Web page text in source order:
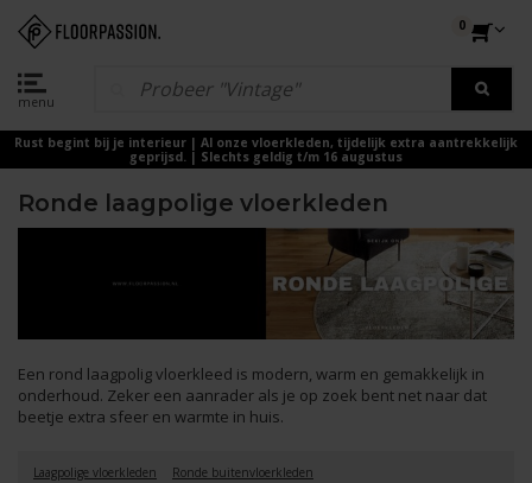
menu
0
Rust begint bij je interieur | Al onze vloerkleden, tijdelijk extra aantrekkelijk
geprijsd. | Slechts geldig t/m 16 augustus
Ronde laagpolige vloerkleden
Een rond laagpolig vloerkleed is modern, warm en gemakkelijk in
onderhoud. Zeker een aanrader als je op zoek bent net naar dat
beetje extra sfeer en warmte in huis.
Laagpolige vloerkleden Ronde buitenvloerkleden